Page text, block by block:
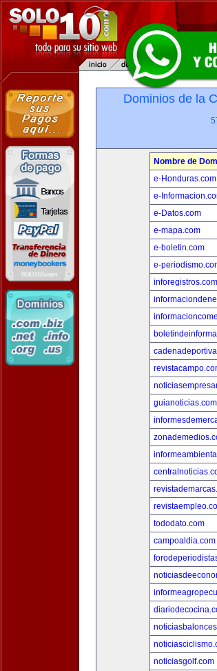
Dominios de la
Nombre de
e-Honduras.com
e-
e-Datos.com
e-mapa.com
e-boletin.com
e-
inforegistros.com
guianoticias.com
tododato.com
campoaldia.com
noticiasgolf.com